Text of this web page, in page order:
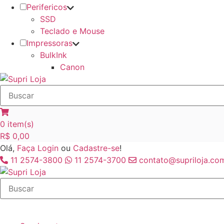
Perifericos
SSD
Teclado e Mouse
Impressoras
BulkInk
Canon
0 item(s)
R$ 0,00
Olá, Faça Login ou Cadastre-se!
11 2574-3800
11 2574-3700